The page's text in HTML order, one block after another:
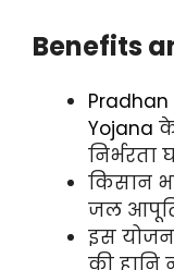
Benefits
Pradhan
Yojana
निर्भरता
किसान
जल
इस